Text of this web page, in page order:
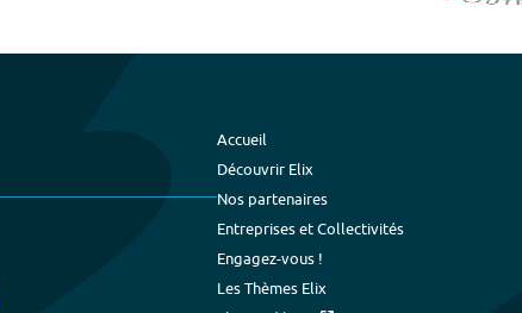
Accueil
Découvrir Elix
Nos partenaires
Entreprises et Collectivités
Engagez-vous !
Les Thèmes Elix